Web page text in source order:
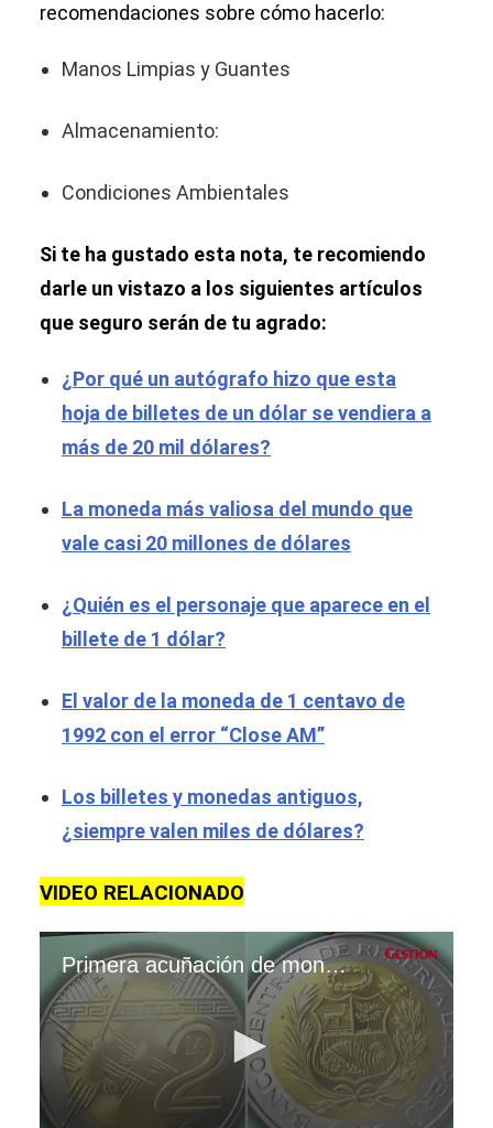
recomendaciones sobre cómo hacerlo:
Manos Limpias y Guantes
Almacenamiento:
Condiciones Ambientales
Si te ha gustado esta nota, te recomiendo
darle un vistazo a los siguientes artículos
que seguro serán de tu agrado:
¿Por qué un autógrafo hizo que esta
hoja de billetes de un dólar se vendiera a
más de 20 mil dólares?
La moneda más valiosa del mundo que
vale casi 20 millones de dólares
¿Quién es el personaje que aparece en el
billete de 1 dólar?
El valor de la moneda de 1 centavo de
1992 con el error “Close AM”
Los billetes y monedas antiguos,
¿siempre valen miles de dólares?
VIDEO RELACIONADO
Primera acuñación de moneda en el 2025